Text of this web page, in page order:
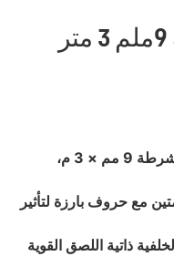
ديمو ليبل ابراز حروف 9ملم 3 متر
الألوان والأحجام: تتضمن ثلاثة أشرطة 9 مم × 3 م،
مع حروف بارزة لتأثير
ذاتية اللصق القوية